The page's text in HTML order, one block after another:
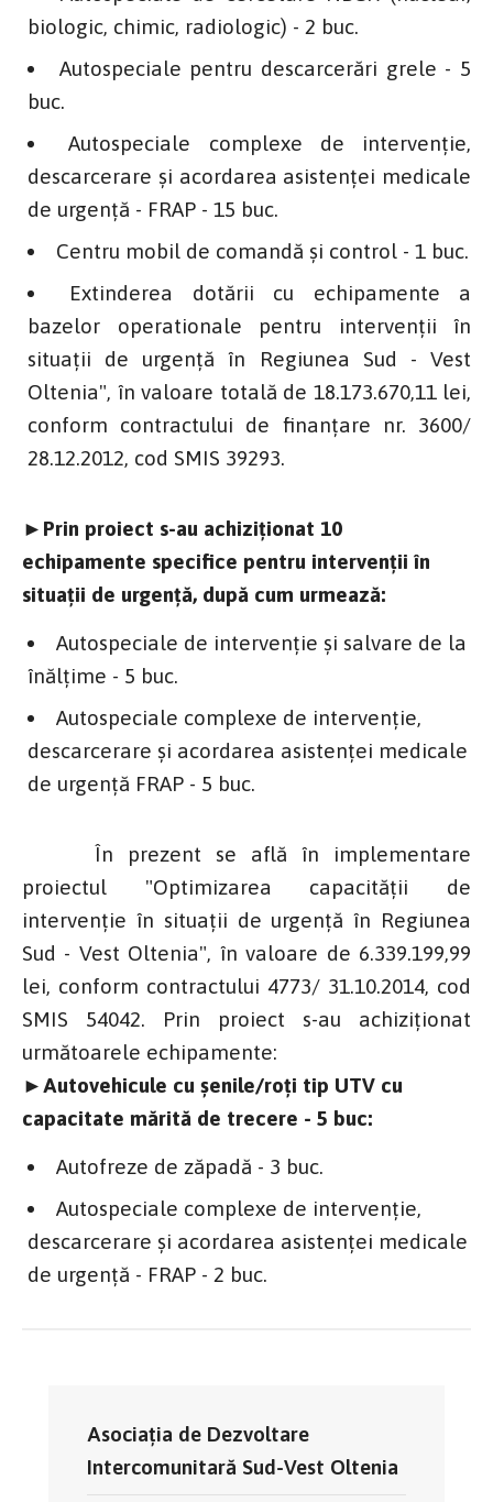
biologic, chimic, radiologic) - 2 buc.
Autospeciale pentru descarcerări grele - 5
buc.
Autospeciale complexe de intervenție,
descarcerare și acordarea asistenței medicale
de urgență - FRAP - 15 buc.
Centru mobil de comandă și control - 1 buc.
Extinderea dotării cu echipamente a
bazelor operationale pentru intervenții în
situații de urgență în Regiunea Sud - Vest
Oltenia", în valoare totală de 18.173.670,11 lei,
conform contractului de finanțare nr. 3600/
28.12.2012, cod SMIS 39293.
►Prin proiect s-au achiziționat 10
echipamente specifice pentru intervenții în
situații de urgență, după cum urmează:
Autospeciale de intervenție și salvare de la
înălțime - 5 buc.
Autospeciale complexe de intervenție,
descarcerare și acordarea asistenței medicale
de urgență FRAP - 5 buc.
În prezent se află în implementare
proiectul "Optimizarea capacității de
intervenție în situații de urgență în Regiunea
Sud - Vest Oltenia", în valoare de 6.339.199,99
lei, conform contractului 4773/ 31.10.2014, cod
SMIS 54042. Prin proiect s-au achiziționat
următoarele echipamente:
►Autovehicule cu șenile/roți tip UTV cu
capacitate mărită de trecere - 5 buc:
Autofreze de zăpadă - 3 buc.
Autospeciale complexe de intervenție,
descarcerare și acordarea asistenței medicale
de urgență - FRAP - 2 buc.
Asociația de Dezvoltare
Intercomunitară Sud-Vest Oltenia